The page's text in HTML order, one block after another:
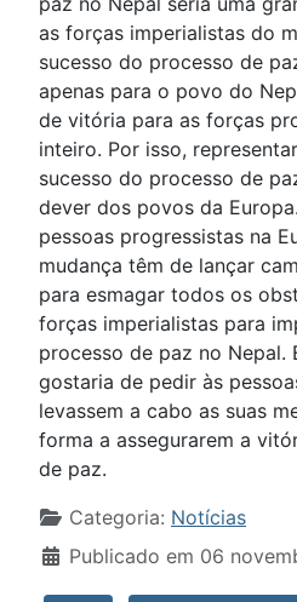
as forças imperialistas do
sucesso do processo de
apenas para o povo do
de vitória para as forças
inteiro. Por isso,
sucesso do processo de
dever dos povos da
pessoas progressistas na
mudança têm de lançar
para esmagar todos os
forças imperialistas para
processo de paz no Nepal.
gostaria de pedir às
levassem a cabo as suas
forma a assegurarem a
de paz.
Detalhes
Categoria: Notícias
Publicado em 06